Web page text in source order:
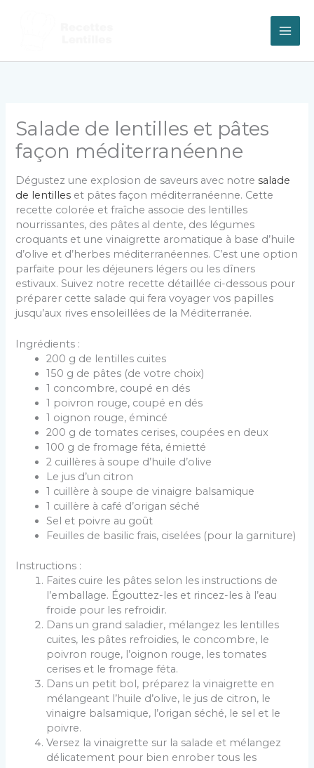
Salade de lentilles et pâtes
façon méditerranéenne
Dégustez une explosion de saveurs avec notresalade
de lentilles et pâtes façon méditerranéenne. Cette
recette colorée et fraîche associe des lentilles
nourrissantes, des pâtes al dente, des légumes
croquants et une vinaigrette aromatique à base d’huile
d’olive et d’herbes méditerranéennes. C’est une option
parfaite pour les déjeuners légers ou les dîners
estivaux. Suivez notre recette détaillée ci-dessous pour
préparer cette salade qui fera voyager vos papilles
jusqu’aux rives ensoleillées de la Méditerranée.
Ingrédients :
200 g de lentilles cuites
150 g de pâtes (de votre choix)
1 concombre, coupé en dés
1 poivron rouge, coupé en dés
1 oignon rouge, émincé
200 g de tomates cerises, coupées en deux
100 g de fromage féta, émietté
2 cuillères à soupe d’huile d’olive
Le jus d’un citron
1 cuillère à soupe de vinaigre balsamique
1 cuillère à café d’origan séché
Sel et poivre au goût
Feuilles de basilic frais, ciselées (pour la garniture)
Instructions :
Faites cuire les pâtes selon les instructions de
l’emballage. Égouttez-les et rincez-les à l’eau
froide pour les refroidir.
Dans un grand saladier, mélangez les lentilles
cuites, les pâtes refroidies, le concombre, le
poivron rouge, l’oignon rouge, les tomates
cerises et le fromage féta.
Dans un petit bol, préparez la vinaigrette en
mélangeant l’huile d’olive, le jus de citron, le
vinaigre balsamique, l’origan séché, le sel et le
poivre.
Versez la vinaigrette sur la salade et mélangez
délicatement pour bien enrober tous les